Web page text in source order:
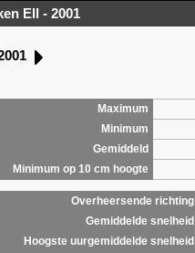
Ell - 2001
Maximum
Minimum
Gemiddeld
Minimum op 10 cm hoogte
Overheersende richting
Gemiddelde snelheid
Hoogste uurgemiddelde snelheid